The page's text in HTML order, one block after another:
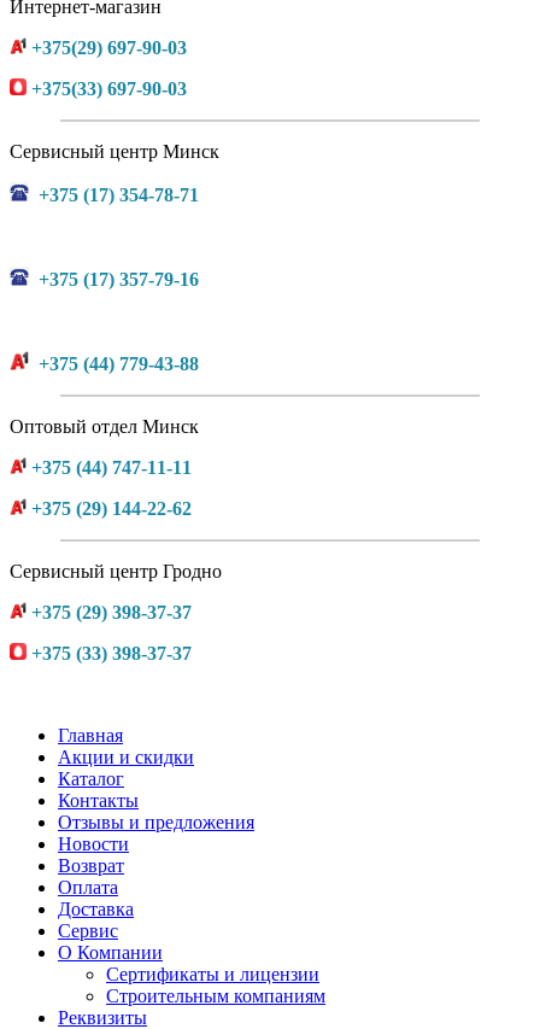
Интернет-магазин
+375(29) 697-90-03
+375(33) 697-90-03
Сервисный центр Минск
+375 (17) 354-78-71
+375 (17) 357-79-16
+375 (44) 779-43-88
Оптовый отдел Минск
+375 (44) 747-11-11
+375 (29) 144-22-62
Сервисный центр Гродно
+375 (29) 398-37-37
+375 (33) 398-37-37
Главная
Акции и скидки
Каталог
Контакты
Отзывы и предложения
Новости
Возврат
Оплата
Доставка
Сервис
О Компании
Сертификаты и лицензии
Строительным компаниям
Реквизиты